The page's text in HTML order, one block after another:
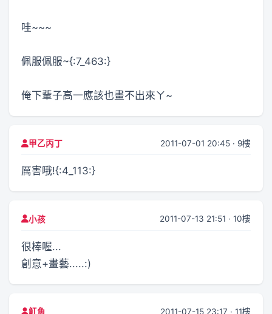
哇~~~
佩服佩服~{:7_463:}
俺下輩子高一應該也畫不出來ㄚ~
甲乙丙丁 2011-07-01 20:45 · 9樓
厲害哦!{:4_113:}
小孩 2011-07-13 21:51 · 10樓
很棒喔...
創意+畫藝.....:)
魟魚 2011-07-15 23:17 · 11樓